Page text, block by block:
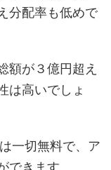
分配率も低めで
額が３億円超え
は高いでしょ
一切無料で、ア
できます。